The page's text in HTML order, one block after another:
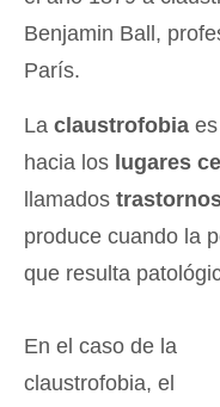
Benjamin Ball,
París.
La claustrofobia
hacia los lugares
llamados
produce cuando la
que resulta
En el caso de la
claustrofobia, el